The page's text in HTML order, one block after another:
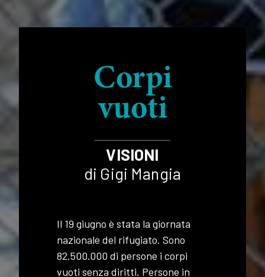
Corpi
vuoti
VISIONI
di Gigi Mangia
Il 19 giugno è stata la giornata
nazionale del rifugiato. Sono
82.500.000 di persone i corpi
vuoti senza diritti. Persone in